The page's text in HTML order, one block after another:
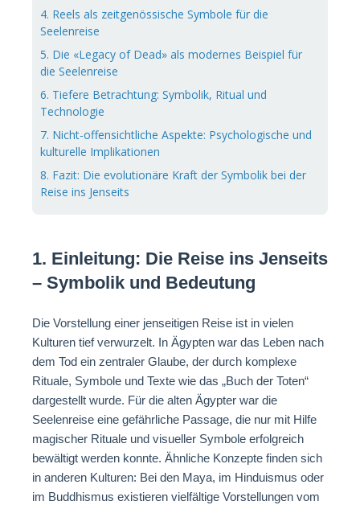
4. Reels als zeitgenössische Symbole für die
Seelenreise
5. Die «Legacy of Dead» als modernes Beispiel für
die Seelenreise
6. Tiefere Betrachtung: Symbolik, Ritual und
Technologie
7. Nicht-offensichtliche Aspekte: Psychologische und
kulturelle Implikationen
8. Fazit: Die evolutionäre Kraft der Symbolik bei der
Reise ins Jenseits
1. Einleitung: Die Reise ins Jenseits
– Symbolik und Bedeutung
Die Vorstellung einer jenseitigen Reise ist in vielen
Kulturen tief verwurzelt. In Ägypten war das Leben nach
dem Tod ein zentraler Glaube, der durch komplexe
Rituale, Symbole und Texte wie das „Buch der Toten“
dargestellt wurde. Für die alten Ägypter war die
Seelenreise eine gefährliche Passage, die nur mit Hilfe
magischer Rituale und visueller Symbole erfolgreich
bewältigt werden konnte. Ähnliche Konzepte finden sich
in anderen Kulturen: Bei den Maya, im Hinduismus oder
im Buddhismus existieren vielfältige Vorstellungen vom